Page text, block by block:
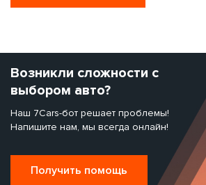
Возникли сложности с
выбором авто?
Наш 7Cars-бот решает проблемы!
Напишите нам, мы всегда онлайн!
Получить помощь